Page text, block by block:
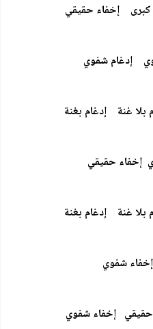
إخفاء حقيقي
إدغام شفوي
غنة إدغام بغنة
حقيقي
غنة إدغام بغنة
شفوي
إخفاء شفوي